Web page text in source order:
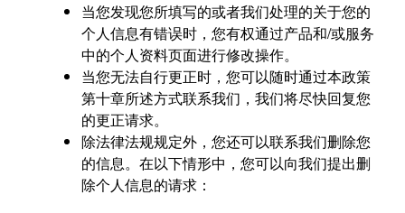
当您发现您所填写的或者我们处理的关于您的
个人信息有错误时，您有权通过产品和/或服务
中的个人资料页面进行修改操作。
当您无法自行更正时，您可以随时通过本政策
第十章所述方式联系我们，我们将尽快回复您
的更正请求。
除法律法规规定外，您还可以联系我们删除您
的信息。在以下情形中，您可以向我们提出删
除个人信息的请求：